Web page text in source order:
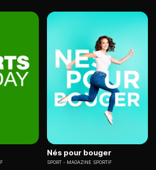
Nés pour bouger
SPORT MAGAZINE SPORTIF